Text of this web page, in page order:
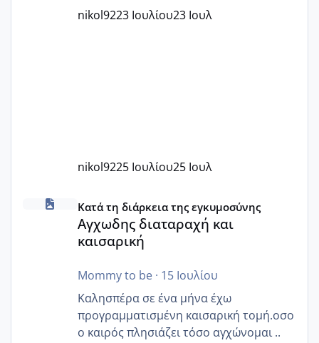
nikol9223 Ιουλίου23 Ιουλ
nikol9225 Ιουλίου25 Ιουλ
Αγχωδης διαταραχή και καισαρική
Κατά τη διάρκεια της εγκυμοσύνης
Αγχωδης διαταραχή και
καισαρική
Mommy to be· 15 Ιουλίου
Καλησπέρα σε ένα μήνα έχω
προγραμματισμένη καισαρική τομή.οσο
ο καιρός πλησιάζει τόσο αγχώνομαι ..